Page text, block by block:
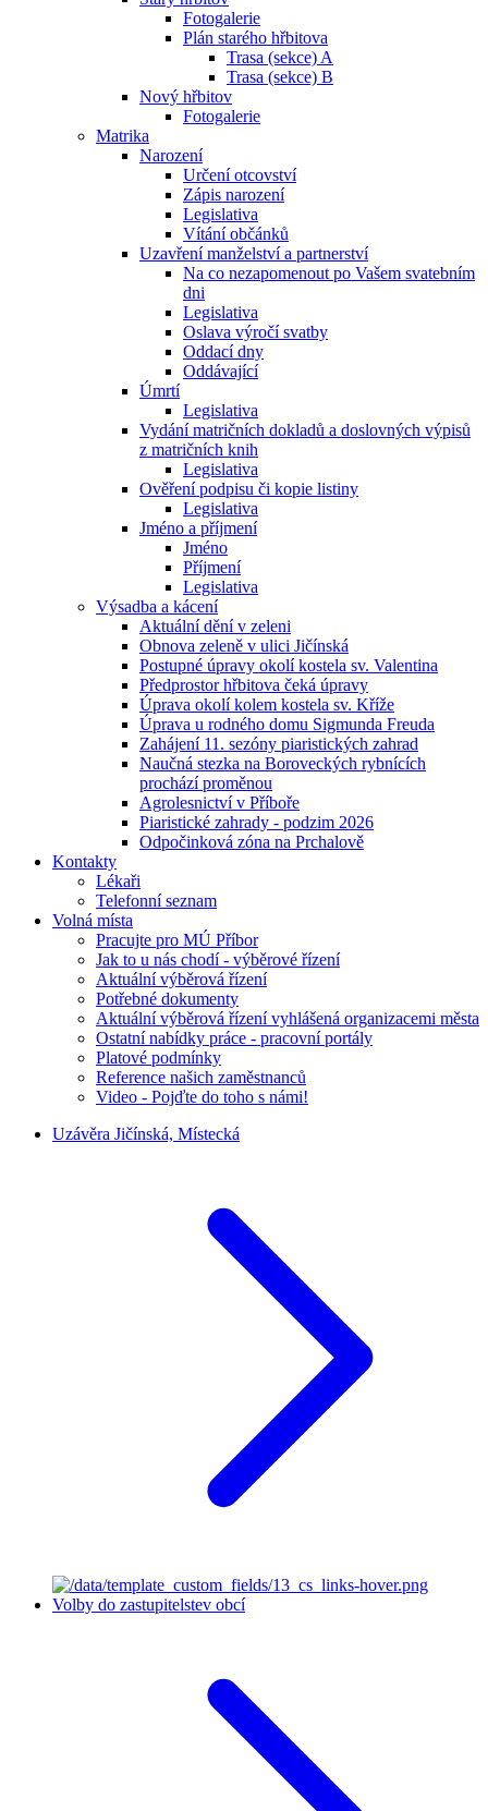
Fotogalerie
Plán starého hřbitova
Trasa (sekce) A
Trasa (sekce) B
Nový hřbitov
Fotogalerie
Matrika
Narození
Určení otcovství
Zápis narození
Legislativa
Vítání občánků
Uzavření manželství a partnerství
Na co nezapomenout po Vašem svatebním
dni
Legislativa
Oslava výročí svatby
Oddací dny
Oddávající
Úmrtí
Legislativa
Vydání matričních dokladů a doslovných výpisů
z matričních knih
Legislativa
Ověření podpisu či kopie listiny
Legislativa
Jméno a příjmení
Jméno
Příjmení
Legislativa
Výsadba a kácení
Aktuální dění v zeleni
Obnova zeleně v ulici Jičínská
Postupné úpravy okolí kostela sv. Valentina
Předprostor hřbitova čeká úpravy
Úprava okolí kolem kostela sv. Kříže
Úprava u rodného domu Sigmunda Freuda
Zahájení 11. sezóny piaristických zahrad
Naučná stezka na Boroveckých rybnících
prochází proměnou
Agrolesnictví v Příboře
Piaristické zahrady - podzim 2026
Odpočinková zóna na Prchalově
Kontakty
Lékaři
Telefonní seznam
Volná místa
Pracujte pro MÚ Příbor
Jak to u nás chodí - výběrové řízení
Aktuální výběrová řízení
Potřebné dokumenty
Aktuální výběrová řízení vyhlášená organizacemi města
Ostatní nabídky práce - pracovní portály
Platové podmínky
Reference našich zaměstnanců
Video - Pojďte do toho s námi!
Uzávěra Jičínská, Místecká
Volby do zastupitelstev obcí